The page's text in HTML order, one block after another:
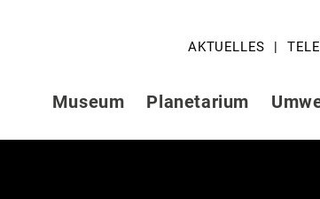
AKTUELLES
Museum Planetarium